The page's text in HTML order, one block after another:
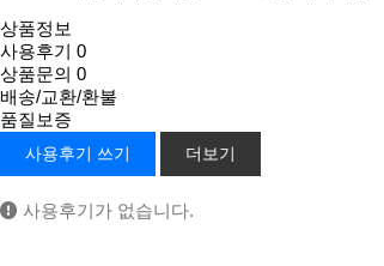
상품정보
사용후기 0
상품문의 0
배송/교환/환불
품질보증
사용후기 쓰기 더보기
사용후기가 없습니다.